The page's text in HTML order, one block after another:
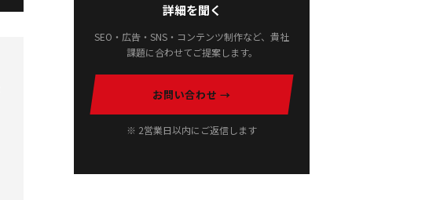
詳細を聞く
SEO・広告・SNS・コンテンツ制作など、貴社
課題に合わせてご提案します。
お問い合わせ →
※ 2営業日以内にご返信します